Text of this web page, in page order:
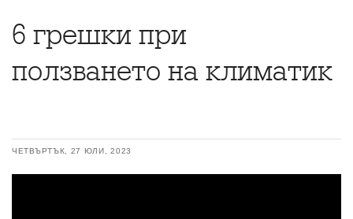
6 грешки при
ползването на климатик
ЧЕТВЪРТЪК, 27 ЮЛИ, 2023